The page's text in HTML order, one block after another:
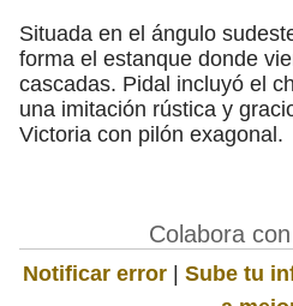
Situada en el ángulo
forma el estanque donde
cascadas. Pidal incluyó el
una imitación rústica y
Victoria con pilón exagonal.
Colabora
Notificar error | Sube tu